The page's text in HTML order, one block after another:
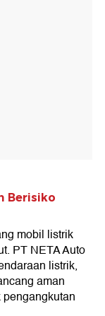
Berisiko
mobil listrik
PT NETA Auto
listrik,
aman